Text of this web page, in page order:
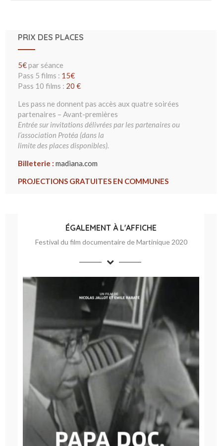
PRIX DES PLACES
5€par séance
Pass 5 films : 15€
Pass 10 films : 20 €
Les pass ne donnent pas accès aux quatre soirées
partenaires – Avant-premières
Entrée sur invitations délivrées par les partenaires ou
l’association Protéa (dans la
limite des places disponibles).
Billeterie : madiana.com
PROJECTIONS GRATUITES EN COMMUNES
ÉGALEMENT À L'AFFICHE
Festival du film documentaire de Martinique 2020